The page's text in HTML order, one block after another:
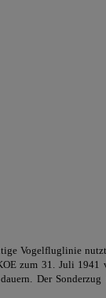
Vogelfluglinie
zum 31. Juli
Der